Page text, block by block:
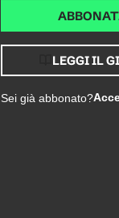
LEGGI IL
Sei già abbonato?